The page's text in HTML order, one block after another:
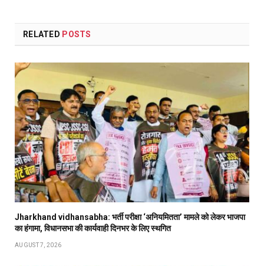
RELATED POSTS
Jharkhand vidhansabha: भर्ती परीक्षा ‘अनियमितता’ मामले को लेकर भाजपा
का हंगामा, विधानसभा की कार्यवाही दिनभर के लिए स्थगित
AUGUST 7, 2026